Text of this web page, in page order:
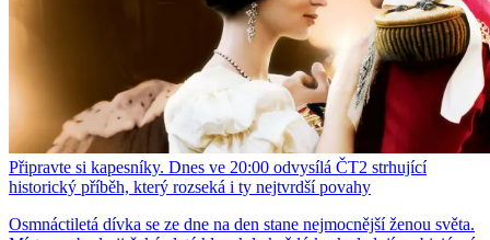
Připravte si kapesníky. Dnes ve 20:00 odvysílá ČT2 strhující
historický příběh, který rozseká i ty nejtvrdší povahy
Osmnáctiletá dívka se ze dne na den stane nejmocnější ženou světa.